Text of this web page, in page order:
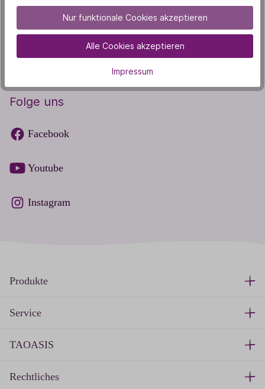
genommen und dieAGBgelesen und bin mit ihnen
einverstanden.
Folge uns
Facebook
Youtube
Instagram
Produkte
Service
TAOASIS
Rechtliches
Nur funktionale Cookies akzeptieren
Alle Cookies akzeptieren
Impressum